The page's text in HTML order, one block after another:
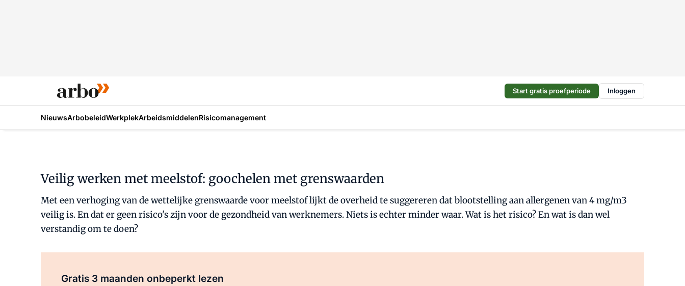
Start gratis proefperiode Inloggen
NieuwsArbobeleidWerkplekArbeidsmiddelenRisicomanagement
Veilig werken met meelstof: goochelen met grenswaarden
Met een verhoging van de wettelijke grenswaarde voor meelstof lijkt de overheid te suggereren dat blootstelling aan allergenen van 4 mg/m3
veilig is. En dat er geen risico's zijn voor de gezondheid van werknemers. Niets is echter minder waar. Wat is het risico? En wat is dan wel
verstandig om te doen?
Gratis 3 maanden onbeperkt lezen